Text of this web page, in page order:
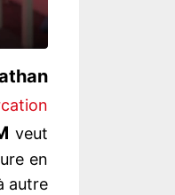
veut
en
autre